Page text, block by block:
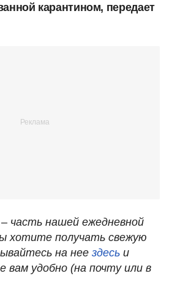
карантином, передает
часть нашей ежедневной
хотите получать свежую
на нее здесь и
вам удобно (на почту или в